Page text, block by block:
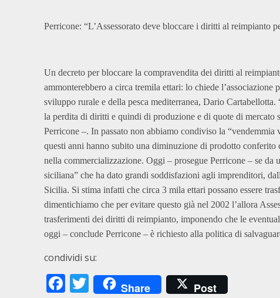
Perricone: “L’Assessorato deve bloccare i diritti al reimpianto
Un decreto per bloccare la compravendita dei diritti al
ammonterebbero a circa tremila ettari: lo chiede
sviluppo rurale e della pesca mediterranea, Dario
la perdita di diritti e quindi di produzione e di quote di
Perricone –. In passato non abbiamo condiviso la
questi anni hanno subito una diminuzione di prodotto
nella commercializzazione. Oggi – prosegue Perricone – se
siciliana” che ha dato grandi soddisfazioni agli imprenditori,
Sicilia. Si stima infatti che circa 3 mila ettari possano essere
dimentichiamo che per evitare questo già nel 2002 l’allora
trasferimenti dei diritti di reimpianto, imponendo che le
oggi – conclude Perricone – è richiesto alla politica di
condividi su:
Facebook
Twitter
Share Post